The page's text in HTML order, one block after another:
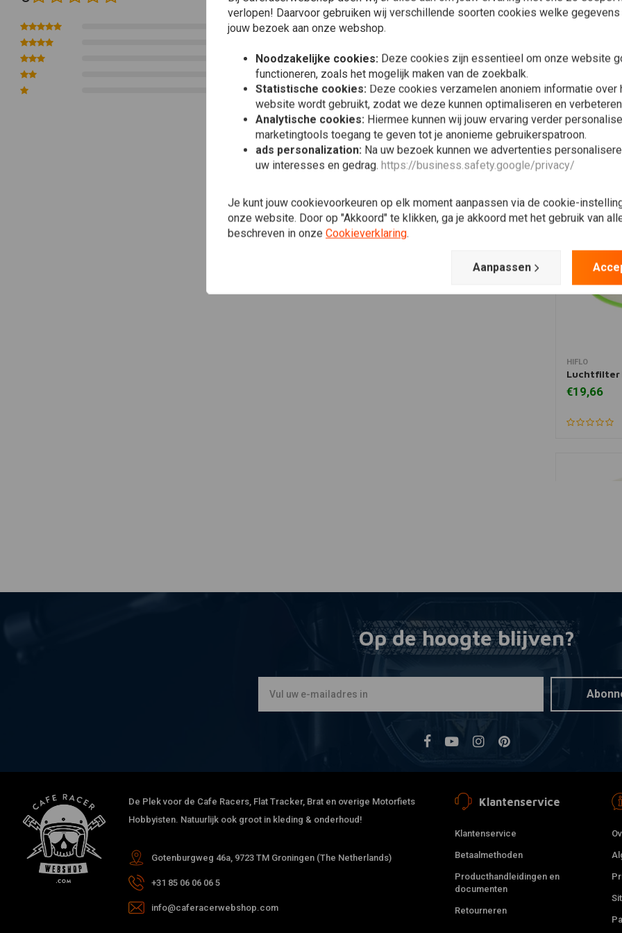
0
0
0
0
HIFLO
Luchtfilter
€19,66
HIFLO
Luchtfilter
Op de hoogte blijven?
De Plek voor de Cafe Racers, Flat Tracker, Brat en overige Motorfiets
Hobbyisten. Natuurlijk ook groot in kleding & onderhoud!
Gotenburgweg 46a, 9723 TM Groningen (The Netherlands)
+31 85 06 06 06 5
info@caferacerwebshop.com
Klantenservice
Klantenservice
Betaalmethoden
Producthandleidingen en
documenten
Retourneren
verlopen! Daarvoor gebruiken wij verschillende soorten cookies welke
jouw bezoek aan onze webshop.
Noodzakelijke cookies: Deze cookies zijn essentieel om onze website
functioneren, zoals het mogelijk maken van de zoekbalk.
Statistische cookies: Deze cookies verzamelen anoniem informatie over
website wordt gebruikt, zodat we deze kunnen optimaliseren en
Analytische cookies: Hiermee kunnen wij jouw ervaring verder
marketingtools toegang te geven tot je anonieme gebruikerspatroon.
ads personalization: Na uw bezoek kunnen we advertenties
uw interesses en gedrag. https://business.safety.google/privacy/
Je kunt jouw cookievoorkeuren op elk moment aanpassen via de cookie-
onze website. Door op "Akkoord" te klikken, ga je akkoord met het gebruik van
beschreven in onze Cookieverklaring.
Aanpassen